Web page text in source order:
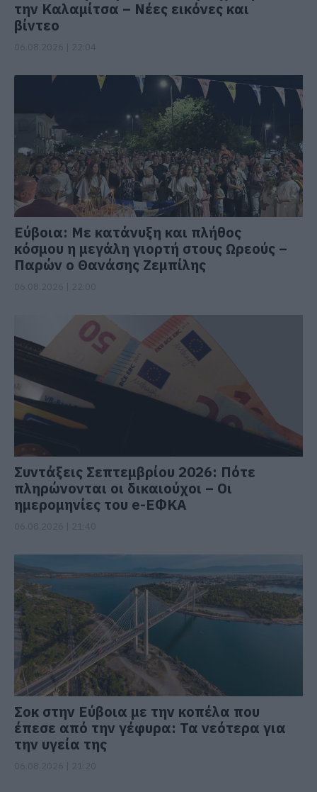
την Καλαμίτσα – Νέες εικόνες και
βίντεο
Εύβοια: Με κατάνυξη και πλήθος
κόσμου η μεγάλη γιορτή στους Ωρεούς –
Παρών ο Θανάσης Ζεμπίλης
Συντάξεις Σεπτεμβρίου 2026: Πότε
πληρώνονται οι δικαιούχοι – Οι
ημερομηνίες του e-ΕΦΚΑ
Σοκ στην Εύβοια με την κοπέλα που
έπεσε από την γέφυρα: Τα νεότερα για
την υγεία της